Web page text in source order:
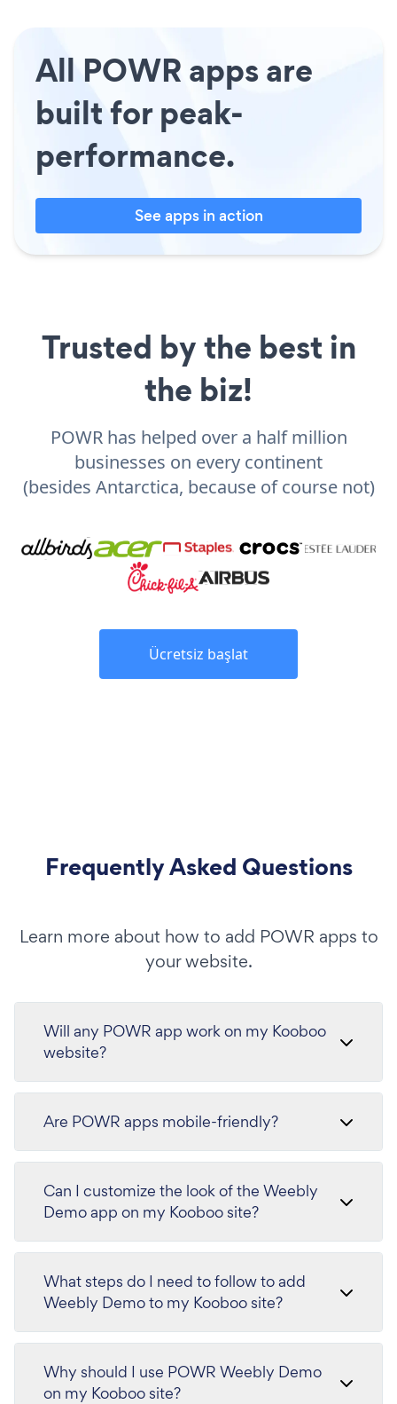
All POWR apps are
built for peak-
performance.
See apps in action
Trusted by the best in
the biz!
POWR has helped over a half million
businesses on every continent
(besides Antarctica, because of course not)
Ücretsiz başlat
Frequently Asked Questions
Learn more about how to add POWR apps to
your website.
Will any POWR app work on my Kooboo
website?
Are POWR apps mobile-friendly?
Can I customize the look of the Weebly
Demo app on my Kooboo site?
What steps do I need to follow to add
Weebly Demo to my Kooboo site?
Why should I use POWR Weebly Demo
on my Kooboo site?